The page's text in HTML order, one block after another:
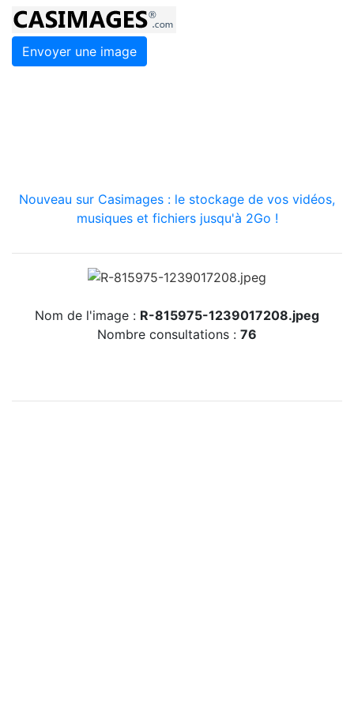
Envoyer une image
Nouveau sur Casimages : le stockage de vos vidéos,
musiques et fichiers jusqu'à 2Go !
Nom de l'image : R-815975-1239017208.jpeg
Nombre consultations : 76